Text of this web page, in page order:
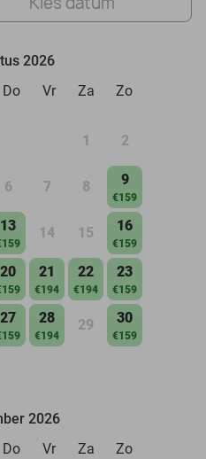
2026
Do Vr Za Zo
1 2
6 7 8 9
€159
13 14 15 16
€159
20 21
€194
22
€194
23
€159
27 28
€194
29 30
€159
2026
Do Vr Za Zo